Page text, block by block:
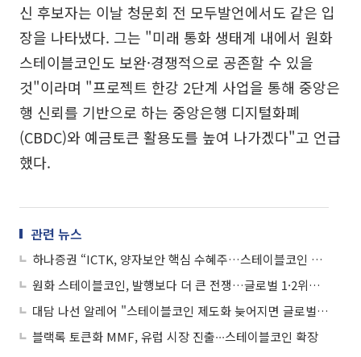
신 후보자는 이날 청문회 전 모두발언에서도 같은 입
장을 나타냈다. 그는 "미래 통화 생태계 내에서 원화
스테이블코인도 보완·경쟁적으로 공존할 수 있을
것"이라며 "프로젝트 한강 2단계 사업을 통해 중앙은
행 신뢰를 기반으로 하는 중앙은행 디지털화폐
(CBDC)와 예금토큰 활용도를 높여 나가겠다"고 언급
했다.
관련 뉴스
하나증권 “ICTK, 양자보안 핵심 수혜주…스테이블코인 표준 선점 기대”
원화 스테이블코인, 발행보다 더 큰 전쟁…글로벌 1·2위가 노리는 시장
대담 나선 알레어 "스테이블코인 제도화 늦어지면 글로벌 경쟁력 악화"
블랙록 토큰화 MMF, 유럽 시장 진출∙∙∙스테이블코인 확장